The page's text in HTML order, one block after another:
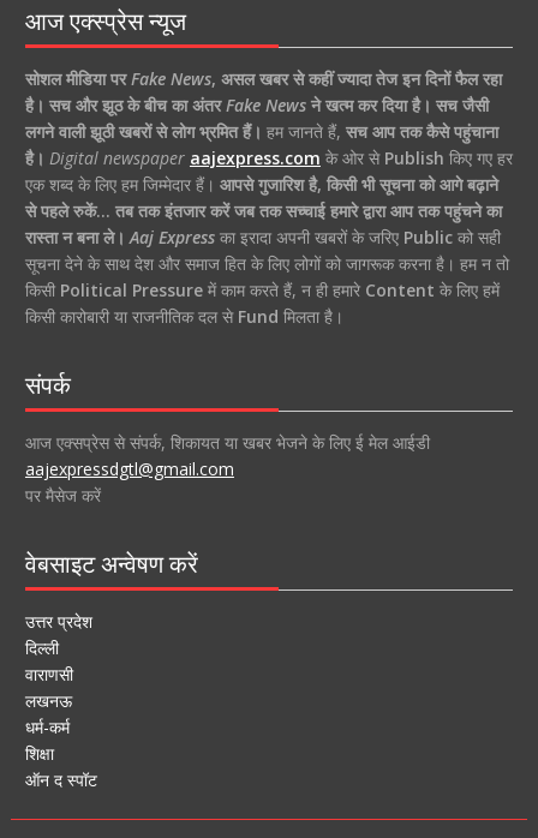
आज एक्स्प्रेस न्यूज
सोशल मीडिया परFake News, असल खबर से कहीं ज्यादा तेज इन दिनों फैल रहा
है। सच और झूठ के बीच का अंतरFake Newsने खत्म कर दिया है। सच जैसी
लगने वाली झूठी खबरों से लोग भ्रमित हैं। हम जानते हैं, सच आप तक कैसे पहुंचाना
है। Digital newspaper aajexpress.com के ओर से Publish किए गए हर
एक शब्द के लिए हम जिम्मेदार हैं। आपसे गुजारिश है, किसी भी सूचना को आगे बढ़ाने
से पहले रुकें… तब तक इंतजार करें जब तक सच्चाई हमारे द्वारा आप तक पहुंचने का
रास्ता न बना ले। Aaj Expressका इरादा अपनी खबरों के जरिए Publicको सही
सूचना देने के साथ देश और समाज हित के लिए लोगों को जागरूक करना है। हम न तो
किसी Political Pressureमें काम करते हैं, न ही हमारे Content के लिए हमें
किसी कारोबारी या राजनीतिक दल से Fund मिलता है।
संपर्क
आज एक्सप्रेस से संपर्क, शिकायत या खबर भेजने के लिए ई मेल आईडी
aajexpressdgtl@gmail.com
पर मैसेज करें
वेबसाइट अन्वेषण करें
उत्तर प्रदेश
दिल्ली
वाराणसी
लखनऊ
धर्म-कर्म
शिक्षा
ऑन द स्पॉट